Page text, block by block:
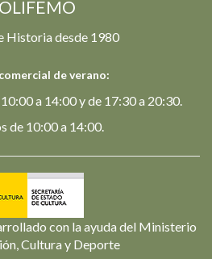
Historia desde 1980
de verano:
a 14:00 y de 17:30 a 20:30.
de 10:00 a 14:00.
con la ayuda del Ministerio
Cultura y Deporte